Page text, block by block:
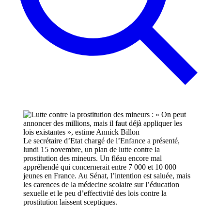
Le secrétaire d’Etat chargé de l’Enfance a présenté,
lundi 15 novembre, un plan de lutte contre la
prostitution des mineurs. Un fléau encore mal
appréhendé qui concernerait entre 7 000 et 10 000
jeunes en France. Au Sénat, l’intention est saluée, mais
les carences de la médecine scolaire sur l’éducation
sexuelle et le peu d’effectivité des lois contre la
prostitution laissent sceptiques.